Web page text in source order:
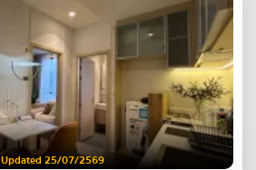
Updated 25/07/2569